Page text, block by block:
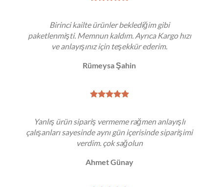
Birinci kailte ürünler beklediğim gibi
paketlenmişti. Memnun kaldım. Ayrıca Kargo hızı
ve anlayışınız için teşekkür ederim.
Rümeysa Şahin
Yanlış ürün sipariş vermeme rağmen anlayışlı
çalışanları sayesinde aynı gün içerisinde siparişimi
verdim. çok sağolun
Ahmet Günay